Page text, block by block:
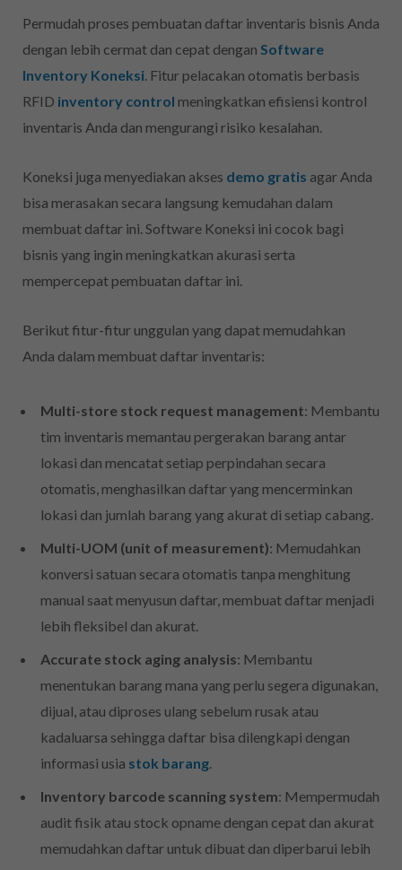
Permudah proses pembuatan daftar inventaris bisnis Anda
dengan lebih cermat dan cepat dengan Software
Inventory Koneksi . Fitur pelacakan otomatis berbasis
RFID inventory control meningkatkan efisiensi kontrol
inventaris Anda dan mengurangi risiko kesalahan.
Koneksi juga menyediakan akses demo gratis agar Anda
bisa merasakan secara langsung kemudahan dalam
membuat daftar ini. Software Koneksi ini cocok bagi
bisnis yang ingin meningkatkan akurasi serta
mempercepat pembuatan daftar ini.
Berikut fitur-fitur unggulan yang dapat memudahkan
Anda dalam membuat daftar inventaris:
Multi-store stock request management: Membantu
tim inventaris memantau pergerakan barang antar
lokasi dan mencatat setiap perpindahan secara
otomatis, menghasilkan daftar yang mencerminkan
lokasi dan jumlah barang yang akurat di setiap cabang.
Multi-UOM (unit of measurement): Memudahkan
konversi satuan secara otomatis tanpa menghitung
manual saat menyusun daftar, membuat daftar menjadi
lebih fleksibel dan akurat.
Accurate stock aging analysis: Membantu
menentukan barang mana yang perlu segera digunakan,
dijual, atau diproses ulang sebelum rusak atau
kadaluarsa sehingga daftar bisa dilengkapi dengan
informasi usia stok barang
Inventory barcode scanning system: Mempermudah
audit fisik atau stock opname dengan cepat dan akurat
memudahkan daftar untuk dibuat dan diperbarui lebih